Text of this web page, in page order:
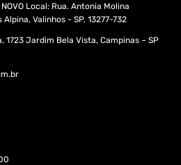
Local: Rua. Antonia Molina
Valinhos - SP, 13277-732
1723 Jardim Bela Vista, Campinas – SP